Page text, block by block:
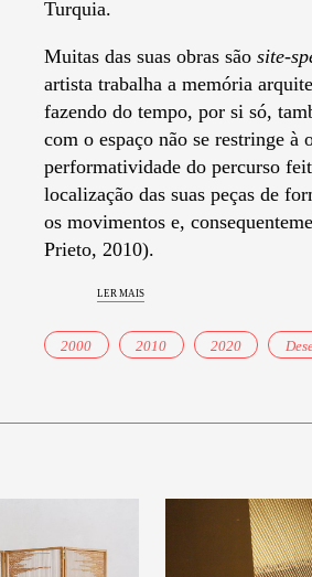
Turquia.
Muitas das suas obras são site-
artista trabalha a memória
fazendo do tempo, por si só,
com o espaço não se restringe à
performatividade do percurso
localização das suas peças de
os movimentos e,
Prieto, 2010).
ler mais
2000 2010 2020